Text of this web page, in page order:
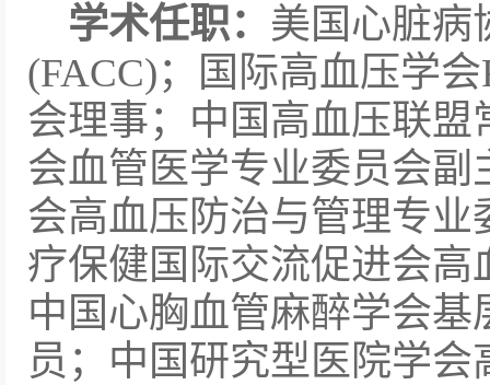
学术任职： 美国心脏病
(FACC)；国际高血压学
会理事；中国高血压联
会血管医学专业委员会
会高血压防治与管理专
疗保健国际交流促进会
中国心胸血管麻醉学会
员；中国研究型医院学